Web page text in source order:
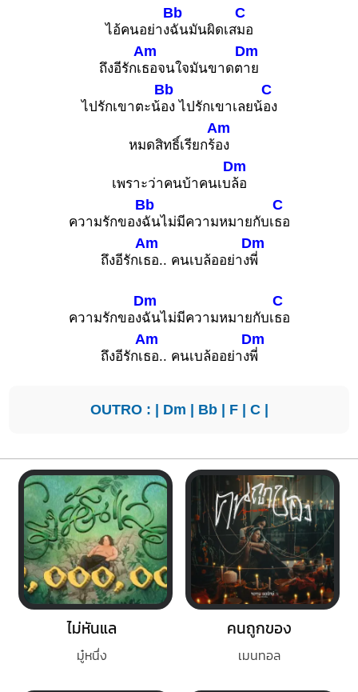
ไอ้คนอย่าง
Bb
ฉันมันผิดเส
C
มอ
ถึงอีรักเ
Am
ธอจนใจมันขาดต
Dm
าย
ไปรักเขาตะน้
Bb
อง ไปรักเขาเลยน้
C
อง
หมดสิทธิ์เรียกร้
Am
อง
เพราะว่าคนบ้าคนเบ
Dm
ล้อ
ความรักของ
Bb
ฉันไม่มีความหมายกับเ
C
ธอ
ถึงอีรักเ
Am
ธอ.. คนเบล้ออย่าง
Dm
พี่
ความรักของ
Dm
ฉันไม่มีความหมายกับเ
C
ธอ
ถึงอีรักเ
Am
ธอ.. คนเบล้ออย่าง
Dm
พี่
OUTRO : | Dm | Bb| F| C|
ไม่หันแล
มู๋หนึ่ง
คนถูกของ
เมนทอล